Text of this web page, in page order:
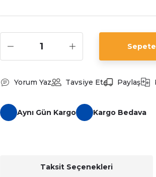
Yorum Yaz Tavsiye Et Paylaş
Aynı Gün Kargo Kargo Bedava
Taksit Seçenekleri